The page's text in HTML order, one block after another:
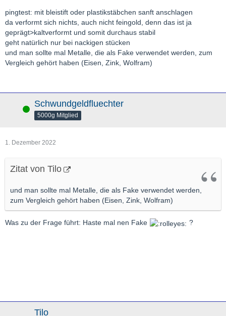
pingtest: mit bleistift oder plastikstäbchen sanft anschlagen
da verformt sich nichts, auch nicht feingold, denn das ist ja
geprägt>kaltverformt und somit durchaus stabil
geht natürlich nur bei nackigen stücken
und man sollte mal Metalle, die als Fake verwendet werden, zum
Vergleich gehört haben (Eisen, Zink, Wolfram)
Online Schwundgeldfluechter
5000g Mitglied
1. Dezember 2022
Zitat von Tilo
und man sollte mal Metalle, die als Fake verwendet werden,
zum Vergleich gehört haben (Eisen, Zink, Wolfram)
Was zu der Frage führt: Haste mal nen Fake ?
Tilo